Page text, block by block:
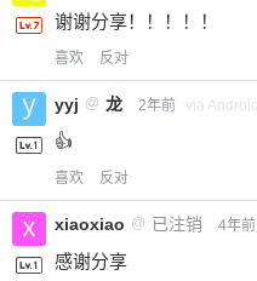
谢谢分享！！！！！
喜欢 反对
yyj @ 龙 2年前 via Android
👍
喜欢 反对
xiaoxiao @ 已注销 4年前
感谢分享